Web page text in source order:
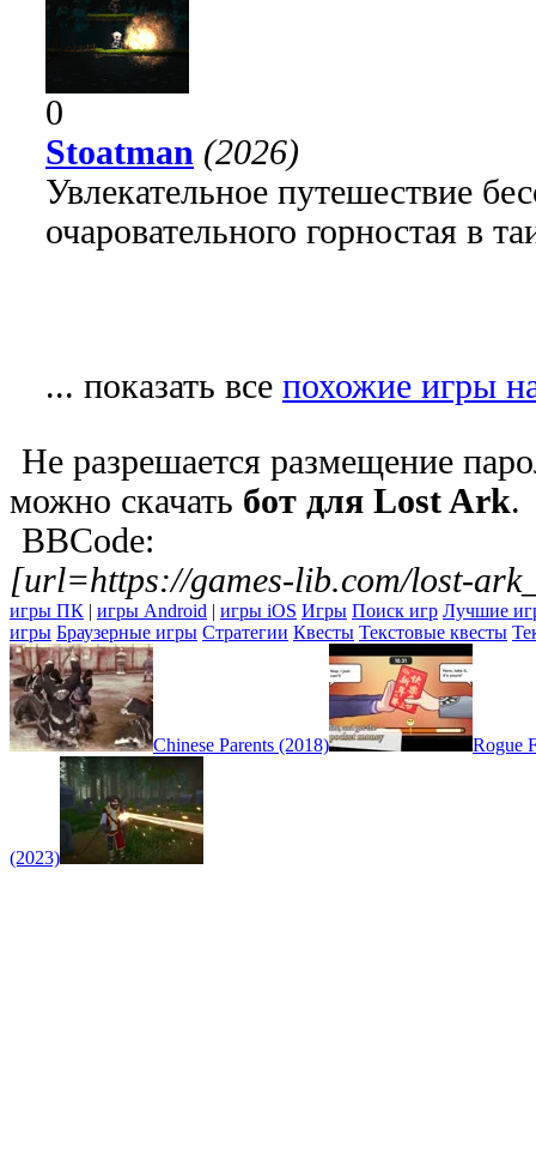
0
Stoatman (2026)
Увлекательное путешествие
очаровательного горностая в
... показать все похожие игры
Не разрешается размещение
можно скачать бот для Lost Ark.
BBCode:
[url=https://games-lib.com/lost-
игры ПК | игры Android | игры iOS Игры Поиск игр Лучшие
игры Браузерные игры Стратегии Квесты Текстовые квесты
Chinese Parents (2018) Rogue
(2023)